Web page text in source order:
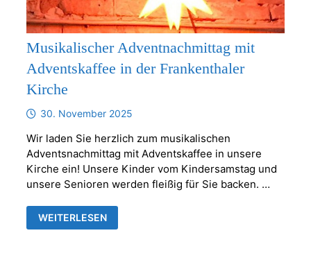
Musikalischer Adventnachmittag mit
Adventskaffee in der Frankenthaler
Kirche
30. November 2025
Wir laden Sie herzlich zum musikalischen
Adventsnachmittag mit Adventskaffee in unsere
Kirche ein! Unsere Kinder vom Kindersamstag und
unsere Senioren werden fleißig für Sie backen. …
MUSIKALISCHER
ADVENTNACHMITTAG
WEITERLESEN